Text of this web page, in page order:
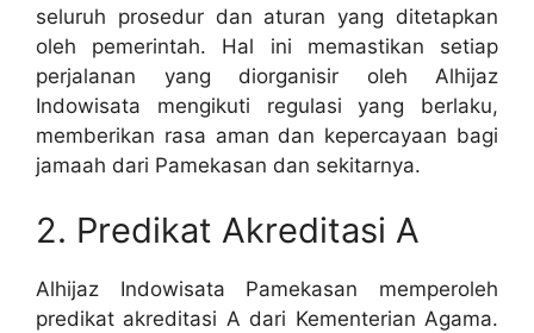
seluruh prosedur dan aturan yang ditetapkan
oleh pemerintah. Hal ini memastikan setiap
perjalanan yang diorganisir oleh Alhijaz
Indowisata mengikuti regulasi yang berlaku,
memberikan rasa aman dan kepercayaan bagi
jamaah dari Pamekasan dan sekitarnya.
2. Predikat Akreditasi A
Alhijaz Indowisata Pamekasan memperoleh
predikat akreditasi A dari Kementerian Agama.